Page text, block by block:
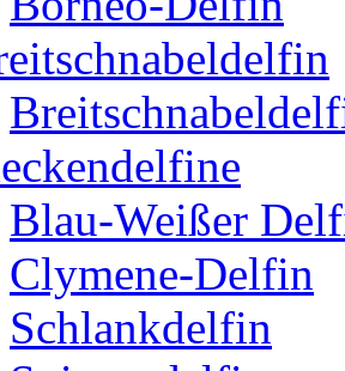
Blau-Weißer
Clymene-Delfin
Schlankdelfin